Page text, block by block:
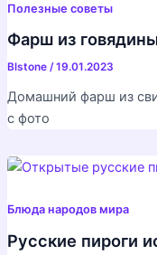
Полезные советы
Фарш из
Blstone /19.01.2023
Домашний фарш из
с фото
Блюда народов мира
Русские пироги